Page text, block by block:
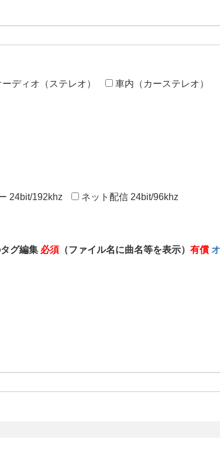
ディオ（ステレオ） 車内（カーステレオ）
24bit/192khz ネット配信 24bit/96khz
グ編集 必須 （ファイル名に曲名等を表示） 有償